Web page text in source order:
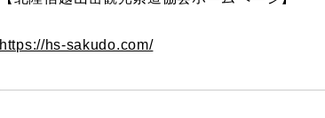
https://hs-sakudo.com/